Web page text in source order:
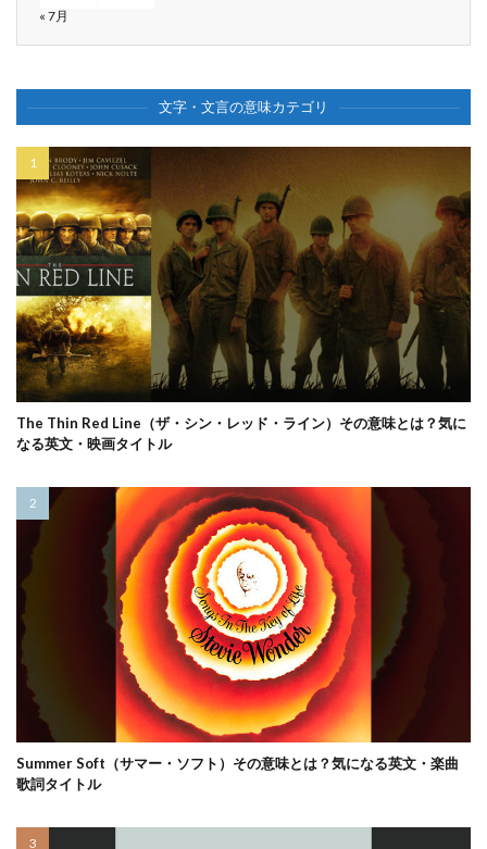
« 7月
文字・文言の意味カテゴリ
The Thin Red Line（ザ・シン・レッド・ライン）その意味とは？気に
なる英文・映画タイトル
Summer Soft（サマー・ソフト）その意味とは？気になる英文・楽曲
歌詞タイトル